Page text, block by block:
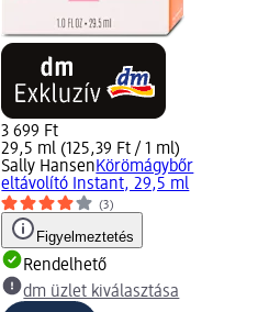
3 699 Ft
29,5 ml (125,39 Ft / 1 ml)
Sally HansenKörömágybőr
eltávolító Instant, 29,5 ml
(3)
Figyelmeztetés
Rendelhető
dm üzlet kiválasztása